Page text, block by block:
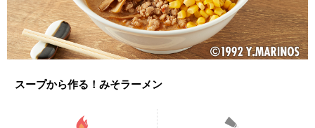
スープから作る！みそラーメン